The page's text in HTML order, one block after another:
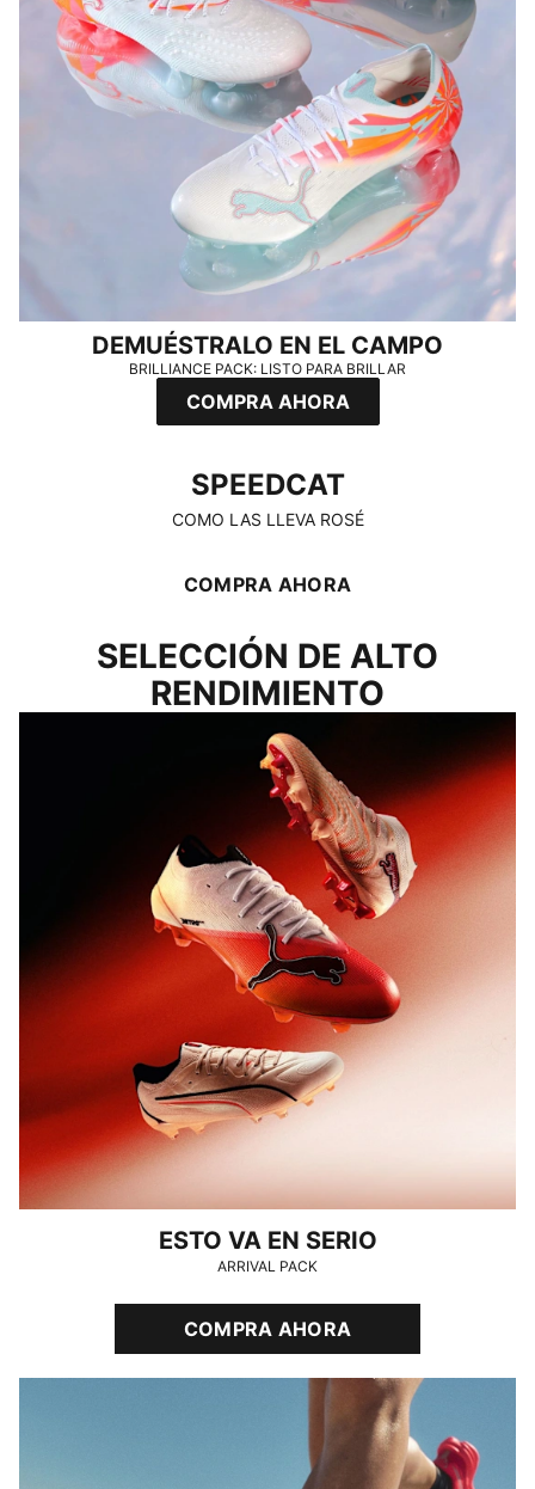
DEMUÉSTRALO EN EL CAMPO
BRILLIANCE PACK: LISTO PARA BRILLAR
COMPRA AHORA
SPEEDCAT
COMO LAS LLEVA ROSÉ
COMPRA AHORA
SELECCIÓN DE ALTO
RENDIMIENTO
ESTO VA EN SERIO
ARRIVAL PACK
COMPRA AHORA